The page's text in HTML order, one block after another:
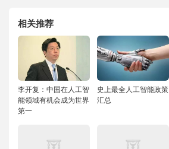
相关推荐
李开复：中国在人工智
能领域有机会成为世界
第一
史上最全人工智能政策
汇总